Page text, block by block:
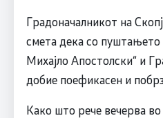
Градоначалникот на
смета дека со пуштањето
Михајло Апостолски“ и
добие поефикасен и
Како што рече вечерва